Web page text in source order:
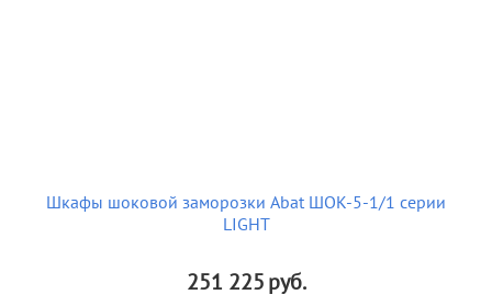
Шкафы шоковой заморозки Abat ШОК-5-1/1 серии
LIGHT
251 225руб.